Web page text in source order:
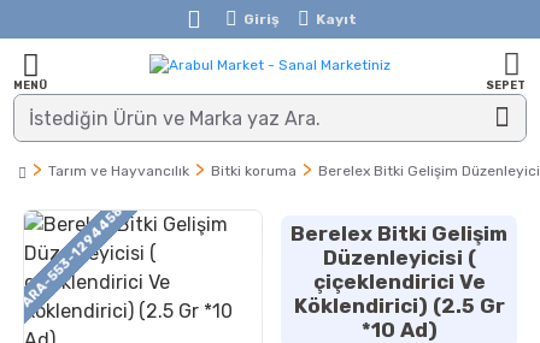
Giriş Kayıt
Tarım ve Hayvancılık Bitki koruma Berelex Bitki Gelişim
ARA-553-1294458
Berelex Bitki Gelişim
Düzenleyicisi (
çiçeklendirici Ve
Köklendirici) (2.5 Gr
*10 Ad)